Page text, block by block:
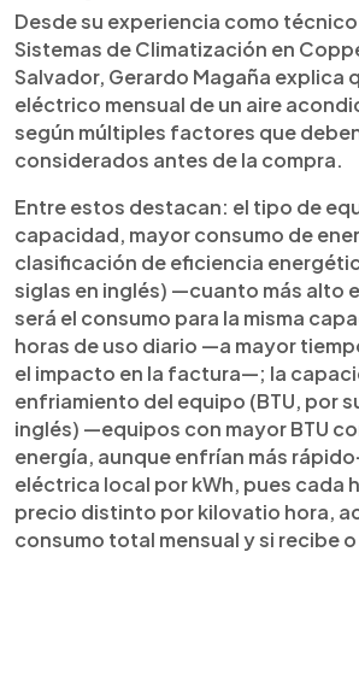
Desde su experiencia como
Sistemas de Climatización en
Salvador, Gerardo Magaña explica
eléctrico mensual de un aire
según múltiples factores que
considerados antes de la compra.
Entre estos destacan: el tipo de
capacidad, mayor consumo de
clasificación de eficiencia
siglas en inglés) —cuanto más alto
será el consumo para la misma
horas de uso diario —a mayor
el impacto en la factura—; la
enfriamiento del equipo (BTU, por
inglés) —equipos con mayor BTU
energía, aunque enfrían más
eléctrica local por kWh, pues cada
precio distinto por kilovatio hora,
consumo total mensual y si recibe